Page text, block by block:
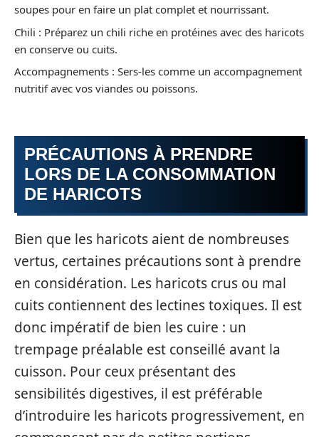
soupes pour en faire un plat complet et nourrissant.
Chili : Préparez un chili riche en protéines avec des haricots
en conserve ou cuits.
Accompagnements : Sers-les comme un accompagnement
nutritif avec vos viandes ou poissons.
PRÉCAUTIONS À PRENDRE
LORS DE LA CONSOMMATION
DE HARICOTS
Bien que les haricots aient de nombreuses
vertus, certaines précautions sont à prendre
en considération. Les haricots crus ou mal
cuits contiennent des lectines toxiques. Il est
donc impératif de bien les cuire : un
trempage préalable est conseillé avant la
cuisson. Pour ceux présentant des
sensibilités digestives, il est préférable
d’introduire les haricots progressivement, en